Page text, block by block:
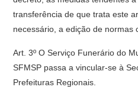
transferência de que trata este
necessário, a edição de normas
Art. 3º O Serviço Funerário do
SFMSP passa a vincular-se à
Prefeituras Regionais.